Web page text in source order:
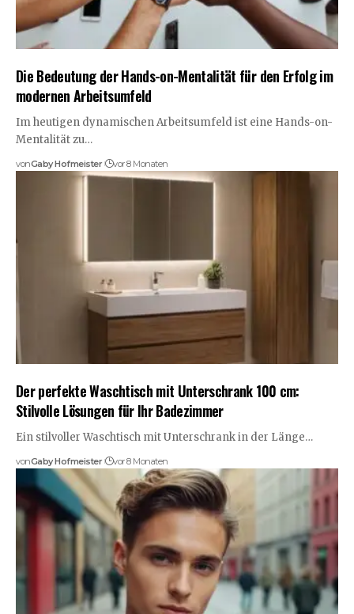
Die Bedeutung der Hands-on-Mentalität für den Erfolg im
modernen Arbeitsumfeld
Im heutigen dynamischen Arbeitsumfeld ist eine Hands-on-
Mentalität zu…
vonGaby Hofmeister vor 8 Monaten
Der perfekte Waschtisch mit Unterschrank 100 cm:
Stilvolle Lösungen für Ihr Badezimmer
Ein stilvoller Waschtisch mit Unterschrank in der Länge…
vonGaby Hofmeister vor 8 Monaten